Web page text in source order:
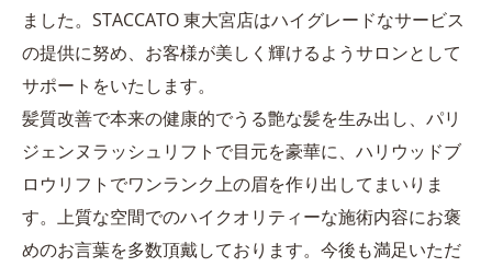
ました。STACCATO 東大宮店はハイグレードなサービス
の提供に努め、お客様が美しく輝けるようサロンとして
サポートをいたします。
髪質改善で本来の健康的でうる艶な髪を生み出し、パリ
ジェンヌラッシュリフトで目元を豪華に、ハリウッドブ
ロウリフトでワンランク上の眉を作り出してまいりま
す。上質な空間でのハイクオリティーな施術内容にお褒
めのお言葉を多数頂戴しております。今後も満足いただ